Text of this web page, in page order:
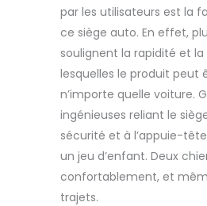
par les utilisateurs est la
ce siège auto. En effet,
soulignent la rapidité et
lesquelles le produit peut
n’importe quelle voiture.
ingénieuses reliant le
sécurité et à l’appuie-
un jeu d’enfant. Deux
confortablement, et
trajets.